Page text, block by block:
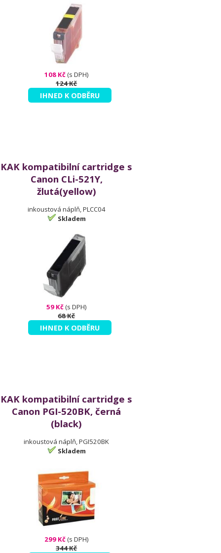
108 Kč(s DPH)
124 Kč
IHNED K ODBĚRU
KAK kompatibilní cartridge s
Canon CLi-521Y,
žlutá(yellow)
inkoustová náplň, PLCC04
Skladem
59 Kč(s DPH)
68 Kč
IHNED K ODBĚRU
KAK kompatibilní cartridge s
Canon PGI-520BK, černá
(black)
inkoustová náplň, PGI520BK
Skladem
299 Kč(s DPH)
344 Kč